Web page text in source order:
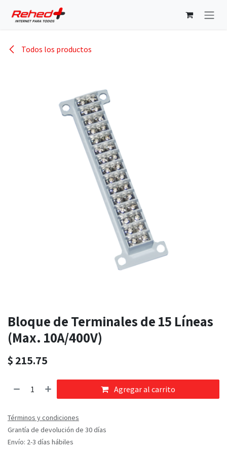
Todos los productos
Bloque de Terminales de 15 Líneas
(Max. 10A/400V)
$ 215.75
Agregar al carrito
Términos y condiciones
Grantía de devolución de 30 días
Envío: 2-3 días hábiles